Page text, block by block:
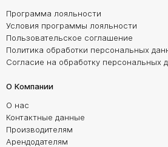
Программа лояльности
Условия программы лояльности
Пользовательское соглашение
Политика обработки персональных
Согласие на обработку персональных
О Компании
О нас
Контактные данные
Производителям
Арендодателям